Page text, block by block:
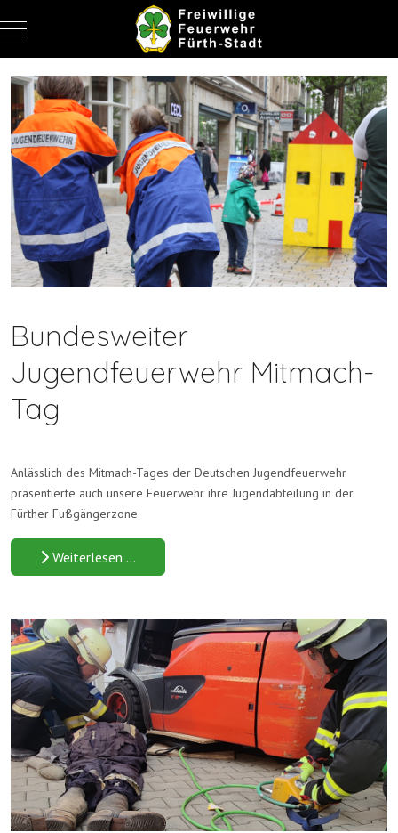
Mobile Menu Toggle
Bundesweiter
Jugendfeuerwehr Mitmach-
Tag
Anlässlich des Mitmach-Tages der Deutschen Jugendfeuerwehr
präsentierte auch unsere Feuerwehr ihre Jugendabteilung in der
Fürther Fußgängerzone.
Weiterlesen …